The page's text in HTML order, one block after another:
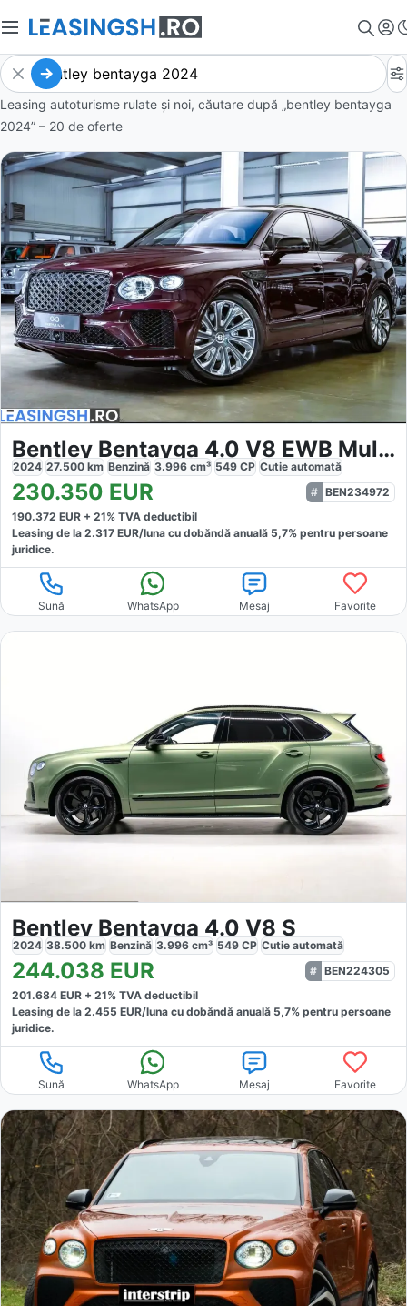
Leasing autoturisme rulate și noi, căutare după „bentley bentayga
2024” – 20 de oferte
Bentley Bentayga 4.0 V8 EWB Mulliner
2024 27.500 km Benzină 3.996 cm³ 549 CP Cutie automată
230.350 EUR
BEN234972
190.372 EUR + 21% TVA deductibil
Leasing de la 2.317 EUR/luna cu dobăndă anuală 5,7% pentru persoane
juridice.
Sună WhatsApp Mesaj Favorite
Bentley Bentayga 4.0 V8 S
2024 38.500 km Benzină 3.996 cm³ 549 CP Cutie automată
244.038 EUR
BEN224305
201.684 EUR + 21% TVA deductibil
Leasing de la 2.455 EUR/luna cu dobăndă anuală 5,7% pentru persoane
juridice.
Sună WhatsApp Mesaj Favorite